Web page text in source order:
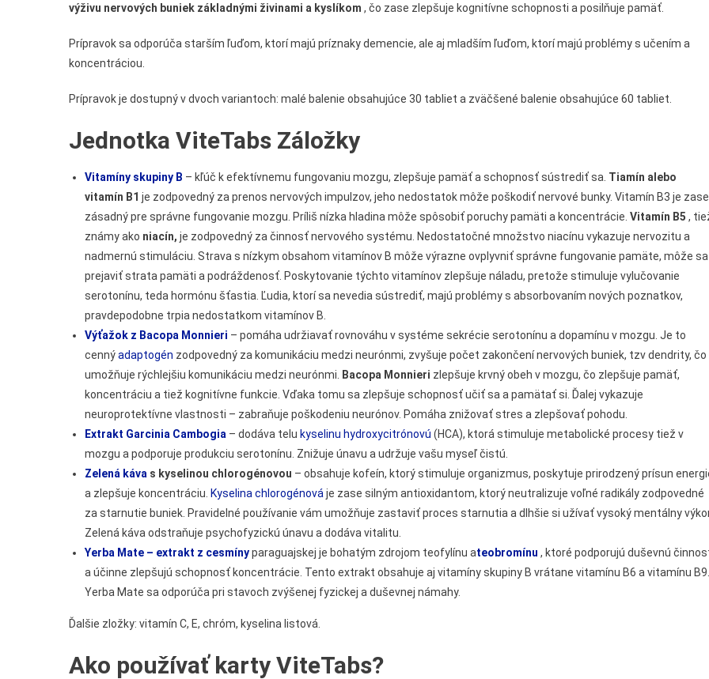
výživu nervových buniek základnými živinami a kyslíkom , čo zase zlepšuje kognitívne schopnosti a posilňuje pamäť.
Prípravok sa odporúča starším ľuďom, ktorí majú príznaky demencie, ale aj mladším ľuďom, ktorí majú problémy s učením a
koncentráciou.
Prípravok je dostupný v dvoch variantoch: malé balenie obsahujúce 30 tabliet a zväčšené balenie obsahujúce 60 tabliet.
Jednotka ViteTabs Záložky
Vitamíny skupiny B – kľúč k efektívnemu fungovaniu mozgu, zlepšuje pamäť a schopnosť sústrediť sa. Tiamín alebo
vitamín B1 je zodpovedný za prenos nervových impulzov, jeho nedostatok môže poškodiť nervové bunky. Vitamín B3 je zase
zásadný pre správne fungovanie mozgu. Príliš nízka hladina môže spôsobiť poruchy pamäti a koncentrácie. Vitamín B5 ,
známy ako niacín, je zodpovedný za činnosť nervového systému. Nedostatočné množstvo niacínu vykazuje nervozitu a
nadmernú stimuláciu. Strava s nízkym obsahom vitamínov B môže výrazne ovplyvniť správne fungovanie pamäte, môže sa
prejaviť strata pamäti a podráždenosť. Poskytovanie týchto vitamínov zlepšuje náladu, pretože stimuluje vylučovanie
serotonínu, teda hormónu šťastia. Ľudia, ktorí sa nevedia sústrediť, majú problémy s absorbovaním nových poznatkov,
pravdepodobne trpia nedostatkom vitamínov B.
Výťažok z Bacopa Monnieri – pomáha udržiavať rovnováhu v systéme sekrécie serotonínu a dopamínu v mozgu. Je to
cennýadaptogén zodpovedný za komunikáciu medzi neurónmi, zvyšuje počet zakončení nervových buniek, tzv dendrity, čo
umožňuje rýchlejšiu komunikáciu medzi neurónmi.
Bacopa Monnieri zlepšuje krvný obeh v mozgu, čo zlepšuje pamäť,
koncentráciu a tiež kognitívne funkcie. Vďaka tomu sa zlepšuje schopnosť učiť sa a pamätať si. Ďalej vykazuje
neuroprotektívne vlastnosti – zabraňuje poškodeniu neurónov. Pomáha znižovať stres a zlepšovať pohodu.
Extrakt Garcinia Cambogia – dodáva telu kyselinu hydroxycitrónovú (HCA), ktorá stimuluje metabolické procesy tiež v
mozgu a podporuje produkciu serotonínu. Znižuje únavu a udržuje vašu myseľ čistú.
Zelená káva s kyselinou chlorogénovou – obsahuje kofeín, ktorý stimuluje organizmus, poskytuje prirodzený prísun
a zlepšuje koncentráciu. Kyselina chlorogénová je zase silným antioxidantom, ktorý neutralizuje voľné radikály zodpovedné
za starnutie buniek. Pravidelné používanie vám umožňuje zastaviť proces starnutia a dlhšie si užívať vysoký mentálny
Zelená káva odstraňuje psychofyzickú únavu a dodáva vitalitu.
Yerba Mate – extrakt z cesmínyparaguajskej je bohatým zdrojom teofylínu ateobromínu , ktoré podporujú duševnú
a účinne zlepšujú schopnosť koncentrácie. Tento extrakt obsahuje aj vitamíny skupiny B vrátane vitamínu B6 a vitamínu B9.
Yerba Mate sa odporúča pri stavoch zvýšenej fyzickej a duševnej námahy.
Ďalšie zložky: vitamín C, E, chróm, kyselina listová.
Ako používať karty ViteTabs?